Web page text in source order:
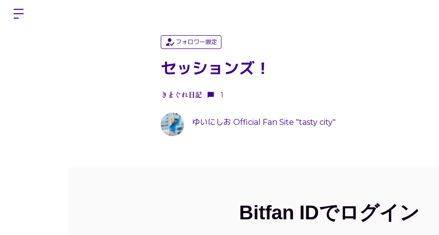
フォロワー限定
セッションズ！
きまぐれ日記 1
ゆいにしお Official Fan Site "tasty city"
Bitfan IDでログイン